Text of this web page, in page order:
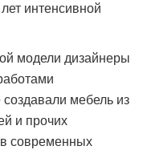
интенсивной
модели дизайнеры
мебель из
и прочих
в современных